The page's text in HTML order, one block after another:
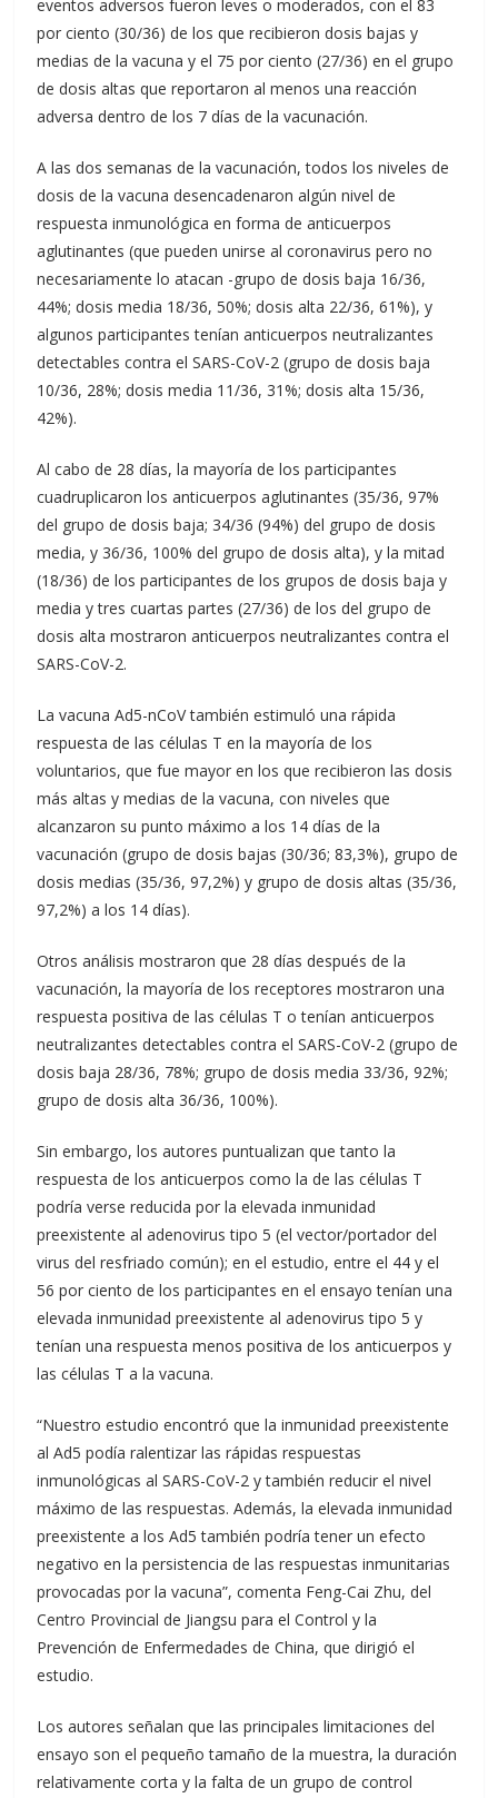
eventos adversos fueron leves o moderados, con el 83
por ciento (30/36) de los que recibieron dosis bajas y
medias de la vacuna y el 75 por ciento (27/36) en el grupo
de dosis altas que reportaron al menos una reacción
adversa dentro de los 7 días de la vacunación.
A las dos semanas de la vacunación, todos los niveles de
dosis de la vacuna desencadenaron algún nivel de
respuesta inmunológica en forma de anticuerpos
aglutinantes (que pueden unirse al coronavirus pero no
necesariamente lo atacan -grupo de dosis baja 16/36,
44%; dosis media 18/36, 50%; dosis alta 22/36, 61%), y
algunos participantes tenían anticuerpos neutralizantes
detectables contra el SARS-CoV-2 (grupo de dosis baja
10/36, 28%; dosis media 11/36, 31%; dosis alta 15/36,
42%).
Al cabo de 28 días, la mayoría de los participantes
cuadruplicaron los anticuerpos aglutinantes (35/36, 97%
del grupo de dosis baja; 34/36 (94%) del grupo de dosis
media, y 36/36, 100% del grupo de dosis alta), y la mitad
(18/36) de los participantes de los grupos de dosis baja y
media y tres cuartas partes (27/36) de los del grupo de
dosis alta mostraron anticuerpos neutralizantes contra el
SARS-CoV-2.
La vacuna Ad5-nCoV también estimuló una rápida
respuesta de las células T en la mayoría de los
voluntarios, que fue mayor en los que recibieron las dosis
más altas y medias de la vacuna, con niveles que
alcanzaron su punto máximo a los 14 días de la
vacunación (grupo de dosis bajas (30/36; 83,3%), grupo de
dosis medias (35/36, 97,2%) y grupo de dosis altas (35/36,
97,2%) a los 14 días).
Otros análisis mostraron que 28 días después de la
vacunación, la mayoría de los receptores mostraron una
respuesta positiva de las células T o tenían anticuerpos
neutralizantes detectables contra el SARS-CoV-2 (grupo de
dosis baja 28/36, 78%; grupo de dosis media 33/36, 92%;
grupo de dosis alta 36/36, 100%).
Sin embargo, los autores puntualizan que tanto la
respuesta de los anticuerpos como la de las células T
podría verse reducida por la elevada inmunidad
preexistente al adenovirus tipo 5 (el vector/portador del
virus del resfriado común); en el estudio, entre el 44 y el
56 por ciento de los participantes en el ensayo tenían una
elevada inmunidad preexistente al adenovirus tipo 5 y
tenían una respuesta menos positiva de los anticuerpos y
las células T a la vacuna.
“Nuestro estudio encontró que la inmunidad preexistente
al Ad5 podía ralentizar las rápidas respuestas
inmunológicas al SARS-CoV-2 y también reducir el nivel
máximo de las respuestas. Además, la elevada inmunidad
preexistente a los Ad5 también podría tener un efecto
negativo en la persistencia de las respuestas inmunitarias
provocadas por la vacuna”, comenta Feng-Cai Zhu, del
Centro Provincial de Jiangsu para el Control y la
Prevención de Enfermedades de China, que dirigió el
estudio.
Los autores señalan que las principales limitaciones del
ensayo son el pequeño tamaño de la muestra, la duración
relativamente corta y la falta de un grupo de control